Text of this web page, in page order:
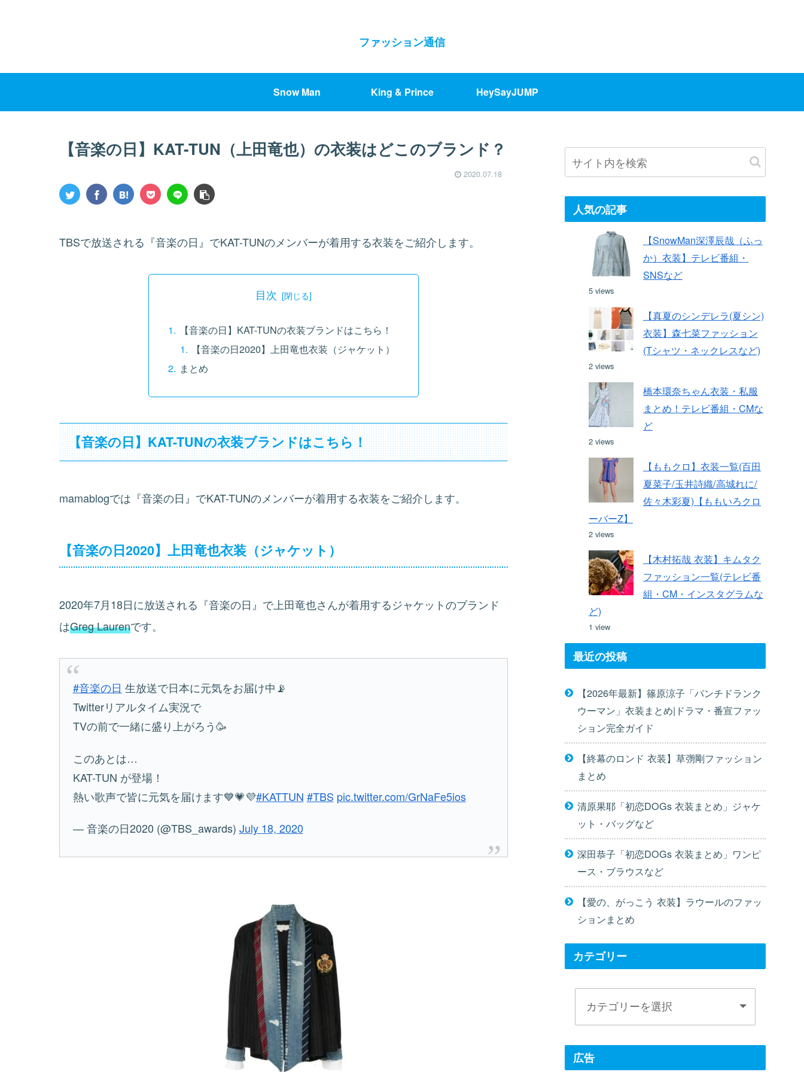
ファッション通信
Snow Man King & Prince HeySayJUMP
【音楽の日】KAT-TUN（上田竜也）の衣装はどこのブランド？
2020.07.18
TBSで放送される『音楽の日』でKAT-TUNのメンバーが着用する衣装をご紹介します。
目次
【音楽の日】KAT-TUNの衣装ブランドはこちら！
【音楽の日2020】上田竜也衣装（ジャケット）
まとめ
【音楽の日】KAT-TUNの衣装ブランドはこちら！
mamablogでは『音楽の日』でKAT-TUNのメンバーが着用する衣装をご紹介します。
【音楽の日2020】上田竜也衣装（ジャケット）
2020年7月18日に放送される『音楽の日』で上田竜也さんが着用するジャケットのブランド
はGreg Laurenです。
#音楽の日 生放送で日本に元気をお届け中📡
Twitterリアルタイム実況で
TVの前で一緒に盛り上がろう🥳
このあとは…
KAT-TUN が登場！
熱い歌声で皆に元気を届けます💙💗💜#KATTUN #TBS pic.twitter.com/GrNaFe5ios
— 音楽の日2020 (@TBS_awards) July 18, 2020
人気の記事
【SnowMan深澤辰哉（ふっ
か）衣装】テレビ番組・
SNSなど
5 views
【真夏のシンデレラ(夏シン)
衣装】森七菜ファッション
(Tシャツ・ネックレスなど)
2 views
橋本環奈ちゃん衣装・私服
まとめ！テレビ番組・CMな
ど
2 views
【ももクロ】衣装一覧(百田
夏菜子/玉井詩織/高城れに/
佐々木彩夏)【ももいろクロ
ーバーZ】
2 views
【木村拓哉 衣装】キムタク
ファッション一覧(テレビ番
組・CM・インスタグラムな
ど)
1 view
最近の投稿
【2026年最新】篠原涼子「パンチドランク
ウーマン」衣装まとめ|ドラマ・番宣ファッ
ション完全ガイド
【終幕のロンド 衣装】草彅剛ファッション
まとめ
清原果耶「初恋DOGs 衣装まとめ」ジャケ
ット・バッグなど
深田恭子「初恋DOGs 衣装まとめ」ワンピ
ース・ブラウスなど
【愛の、がっこう 衣装】ラウールのファッ
ションまとめ
カテゴリー
広告